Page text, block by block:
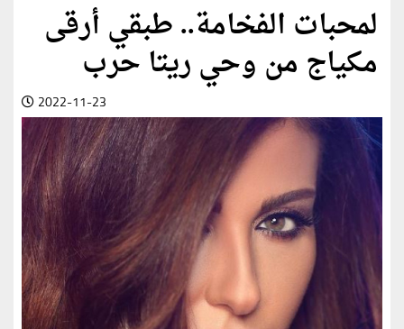
لمحبات الفخامة.. طبقي أرقى
مكياج من وحي ريتا حرب
2022-11-23